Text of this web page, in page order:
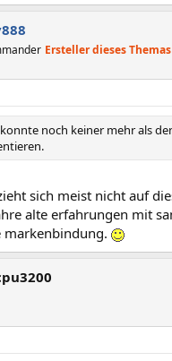
Ersteller dieses Themas
noch keiner mehr als
sich meist nicht auf
alte erfahrungen mit
markenbindung.